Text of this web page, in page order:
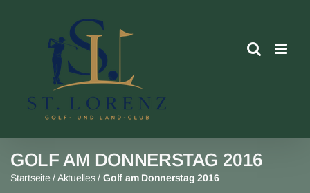
GOLF AM DONNERSTAG 2016
Startseite /Aktuelles/Golf am Donnerstag 2016